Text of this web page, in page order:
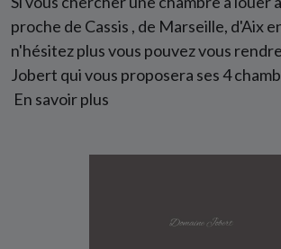
proche de Cassis , de Marseille, d'Aix
n'hésitez plus vous pouvez vous
Jobert qui vous proposera ses 4
En savoir plus